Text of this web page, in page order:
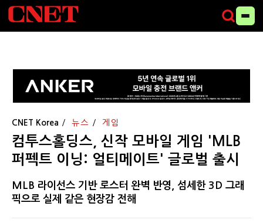
CNET Korea 뉴스 게임
컴투스홀딩스, 신작 모바일 게임 'MLB
퍼펙트 이닝: 얼티메이트' 글로벌 출시
MLB 라이선스 기반 로스터 완벽 반영, 섬세한 3D 그래
픽으로 실제 같은 현장감 전해